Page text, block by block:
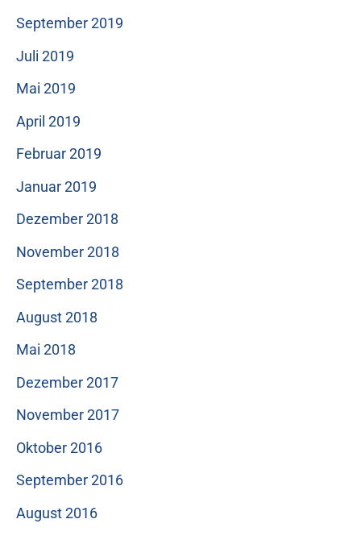
September 2019
Juli 2019
Mai 2019
April 2019
Februar 2019
Januar 2019
Dezember 2018
November 2018
September 2018
August 2018
Mai 2018
Dezember 2017
November 2017
Oktober 2016
September 2016
August 2016